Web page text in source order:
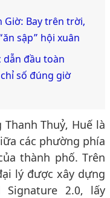
Giờ: Bay trên trời,
sập” hội xuân
dẫn đầu toàn
số đúng giờ
Thuỷ, Huế là
các phường phía
thành phố. Trên
lý được xây dựng
2.0, lấy